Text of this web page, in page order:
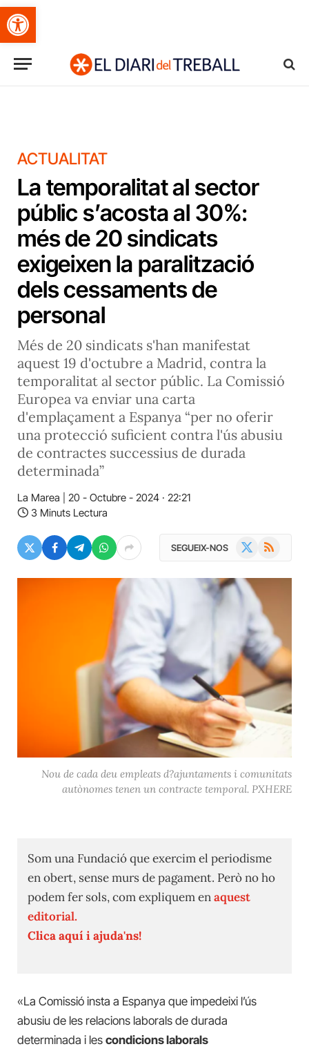
Obre la barra d'eines
ACTUALITAT
La temporalitat al sector
públic s’acosta al 30%:
més de 20 sindicats
exigeixen la paralització
dels cessaments de
personal
Més de 20 sindicats s'han manifestat
aquest 19 d'octubre a Madrid, contra la
temporalitat al sector públic. La Comissió
Europea va enviar una carta
d'emplaçament a Espanya “per no oferir
una protecció suficient contra l'ús abusiu
de contractes successius de durada
determinada”
La Marea
20 - Octubre - 2024 · 22:21
3 Minuts Lectura
SEGUEIX-NOS RSS
Nou de cada deu empleats d?ajuntaments i comunitats
autònomes tenen un contracte temporal. PXHERE
Som una Fundació que exercim el periodisme
en obert, sense murs de pagament. Però no ho
podem fer sols, com expliquem enaquest
editorial.
Clica aquí i ajuda'ns!
«La Comissió insta a Espanya que impedeixi l’ús
abusiu de les relacions laborals de durada
determinada i les condicions laborals